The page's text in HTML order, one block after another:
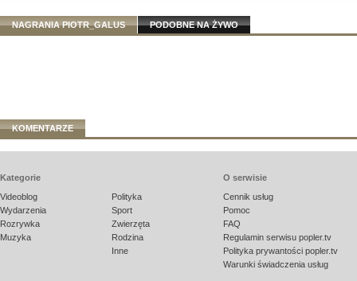
NAGRANIA PIOTR_GALUS PODOBNE NA ŻYWO
KOMENTARZE
Kategorie
Videoblog
Wydarzenia
Rozrywka
Muzyka
Polityka
Sport
Zwierzęta
Rodzina
Inne
O serwisie
Cennik usług
Pomoc
FAQ
Regulamin serwisu popler.tv
Polityka prywantości popler.tv
Warunki świadczenia usług